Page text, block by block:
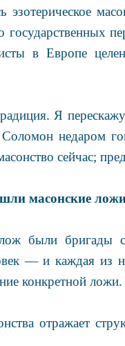
эзотерическое
в Европе
Я
недаром
сейчас;
масонские
были бригады
— и каждая из
конкретной ложи.
отражает